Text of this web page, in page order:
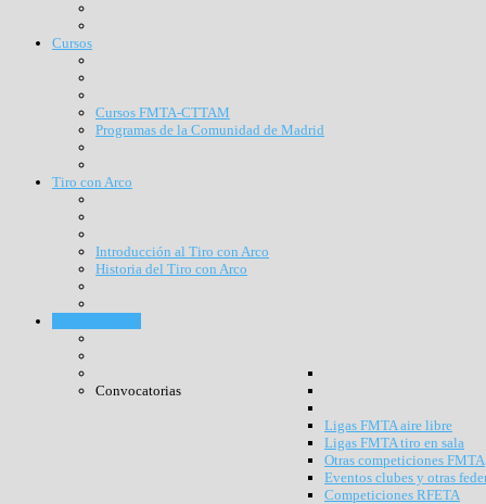
Cursos
Cursos FMTA-CTTAM
Programas de la Comunidad de Madrid
Tiro con Arco
Introducción al Tiro con Arco
Historia del Tiro con Arco
Convocatorias
Ligas FMTA aire libre
Ligas FMTA tiro en sala
Otras competiciones FMTA
Eventos clubes y otras
Competiciones RFETA